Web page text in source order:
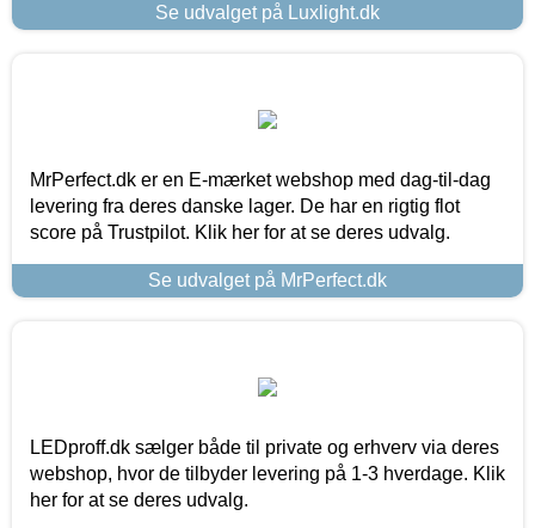
Se udvalget på Luxlight.dk
MrPerfect.dk er en E-mærket webshop med dag-til-dag
levering fra deres danske lager. De har en rigtig flot
score på Trustpilot. Klik her for at se deres udvalg.
Se udvalget på MrPerfect.dk
LEDproff.dk sælger både til private og erhverv via deres
webshop, hvor de tilbyder levering på 1-3 hverdage. Klik
her for at se deres udvalg.